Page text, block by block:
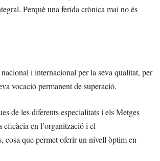
Perquè una ferida crònica mai no és
i internacional per la seva qualitat, per
vocació permanent de superació.
de les diferents especialitats i els Metges
eficàcia en l’organització i el
cosa que permet oferir un nivell òptim en